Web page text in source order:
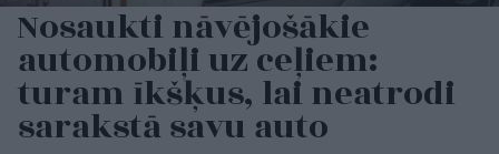
Nosaukti nāvējošākie
automobiļi uz ceļiem:
turam īkšķus, lai neatrodi
sarakstā savu auto